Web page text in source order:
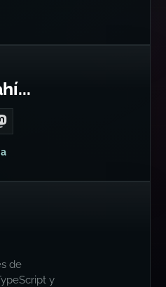
on LinkedIn
on Bluesky
me on Twitter
me on Mastodon
de
y